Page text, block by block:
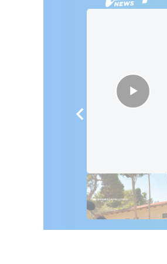
Des influenceurs
africains conquis
par Israël 🇮🇱